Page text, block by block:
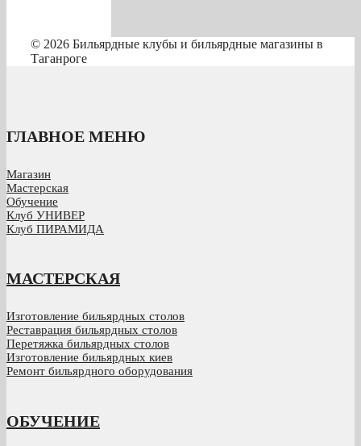
© 2026 Бильярдные клубы и бильярдные магазины в
Таганроге
ГЛАВНОЕ МЕНЮ
Магазин
Мастерская
Обучение
Клуб УНИВЕР
Клуб ПИРАМИДА
МАСТЕРСКАЯ
Изготовление бильярдных столов
Реставрация бильярдных столов
Перетяжка бильярдных столов
Изготовление бильярдных киев
Ремонт бильярдного оборудования
ОБУЧЕНИЕ